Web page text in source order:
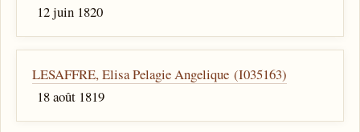
12 juin 1820
LESAFFRE, Elisa Pelagie Angelique (I035163)
18 août 1819